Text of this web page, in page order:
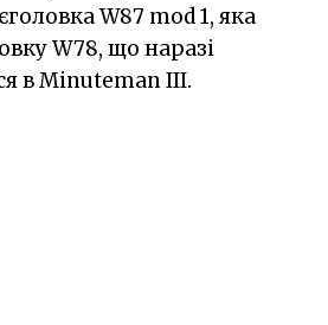
W87 mod 1, яка
W78, що наразі
в Minuteman III.